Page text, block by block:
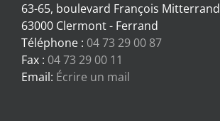
63-65, boulevard François Mitterrand
63000 Clermont - Ferrand
Téléphone : 04 73 29 00 87
Fax : 04 73 29 00 11
Email: Écrire un mail